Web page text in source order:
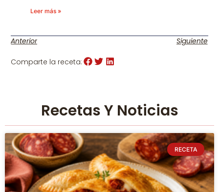
Leer más »
Anterior Siguiente
Comparte la receta:
Recetas Y Noticias
RECETA